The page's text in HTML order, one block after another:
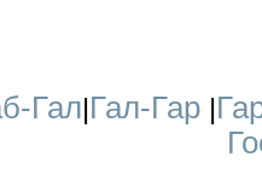
Гал|Гал-Гар |